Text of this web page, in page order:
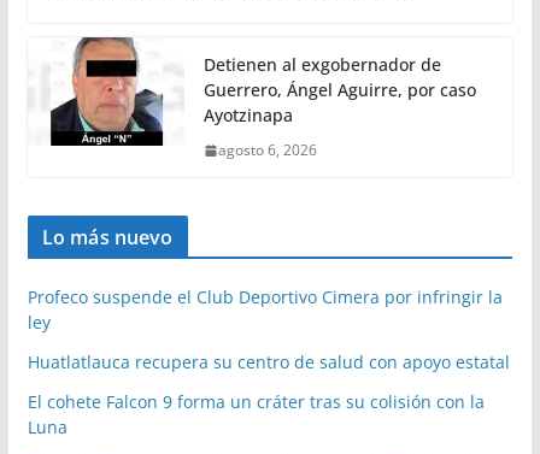
Detienen al exgobernador de
Guerrero, Ángel Aguirre, por caso
Ayotzinapa
agosto 6, 2026
Lo más nuevo
Profeco suspende el Club Deportivo Cimera por infringir la
ley
Huatlatlauca recupera su centro de salud con apoyo estatal
El cohete Falcon 9 forma un cráter tras su colisión con la
Luna